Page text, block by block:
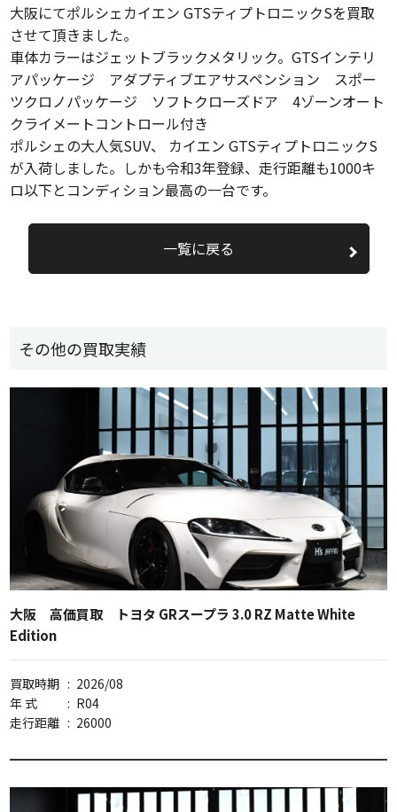
その他の買取実績
大阪 高価買取 トヨタ GRスープラ 3.0 RZ Matte White
Edition
買取時期 : 2026/08
年 式
: R04
走行距離 : 26000
大阪にてポルシェカイエン GTSティプトロニックSを買取
させて頂きました。
車体カラーはジェットブラックメタリック。GTSインテリ
アパッケージ アダプティブエアサスペンション スポー
ツクロノパッケージ ソフトクローズドア 4ゾーンオート
クライメートコントロール付き
ポルシェの大人気SUV、 カイエン GTSティプトロニックS
が入荷しました。しかも令和3年登録、走行距離も1000キ
ロ以下とコンディション最高の一台です。
一覧に戻る